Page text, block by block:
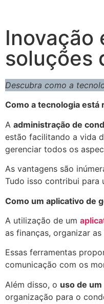
Inovação
soluções
Descubra como a
Como a tecnologia está
A administração de
estão facilitando a vida
gerenciar todos os
As vantagens são
Tudo isso contribui para
Como um aplicativo de
A utilização de um
as finanças, organizar
Essas ferramentas
comunicação com os
Além disso, o uso de
organização para o